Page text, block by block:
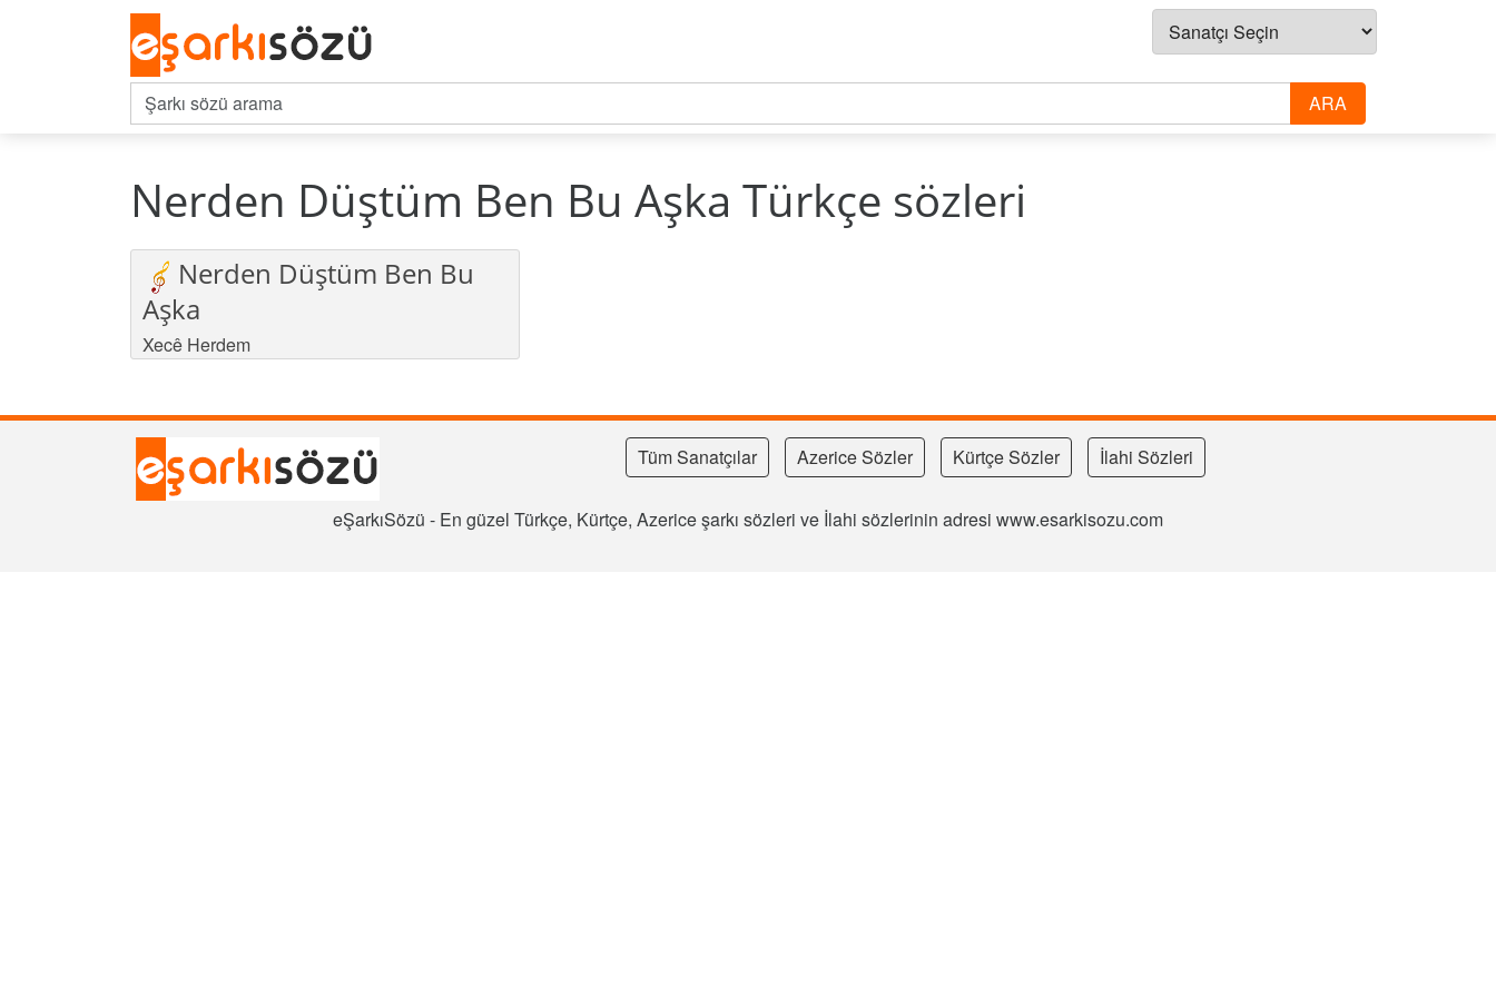
Nerden Düştüm Ben Bu Aşka Türkçe sözleri
Nerden Düştüm Ben Bu
Aşka
Xecê Herdem
Tüm Sanatçılar Azerice Sözler Kürtçe Sözler İlahi Sözleri
eŞarkıSözü - En güzel Türkçe, Kürtçe, Azerice şarkı sözleri ve İlahi sözlerinin adresi www.esarkisozu.com